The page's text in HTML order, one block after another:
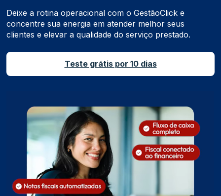
Deixe a rotina operacional com o GestãoClick e
concentre sua energia em atender melhor seus
clientes e elevar a qualidade do serviço prestado.
Teste grátis por 10 dias